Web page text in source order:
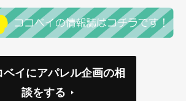
ベイにアパレル企画の相
談をする